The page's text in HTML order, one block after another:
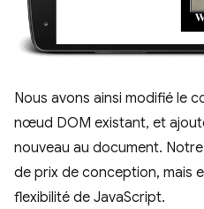
Nous avons ainsi modifié le
nœud DOM existant, et
nouveau au document.
de prix de conception, mais
flexibilité de JavaScript.